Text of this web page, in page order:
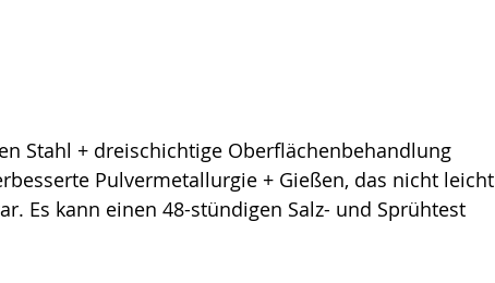
Stahl + dreischichtige Oberflächenbehandlung
Pulvermetallurgie + Gießen, das nicht leicht
Es kann einen 48-stündigen Salz- und Sprühtest